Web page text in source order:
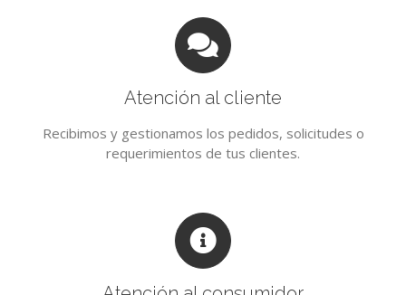
Atención al cliente
Recibimos y gestionamos los pedidos, solicitudes o
requerimientos de tus clientes.